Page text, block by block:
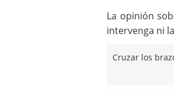
La opinión
intervenga ni
Cruzar los